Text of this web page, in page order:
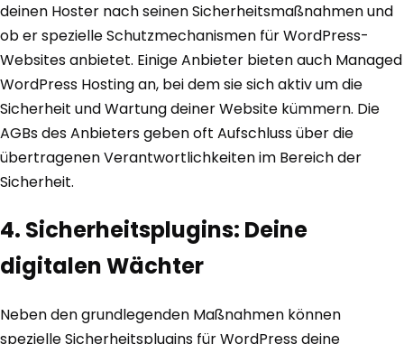
deinen Hoster nach seinen Sicherheitsmaßnahmen und
ob er spezielle Schutzmechanismen für WordPress-
Websites anbietet. Einige Anbieter bieten auch Managed
WordPress Hosting an, bei dem sie sich aktiv um die
Sicherheit und Wartung deiner Website kümmern. Die
AGBs des Anbieters geben oft Aufschluss über die
übertragenen Verantwortlichkeiten im Bereich der
Sicherheit.
4. Sicherheitsplugins: Deine
digitalen Wächter
Neben den grundlegenden Maßnahmen können
spezielle Sicherheitsplugins für WordPress deine